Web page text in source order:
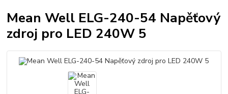
Mean Well ELG-240-54 Napěťový
zdroj pro LED 240W 5